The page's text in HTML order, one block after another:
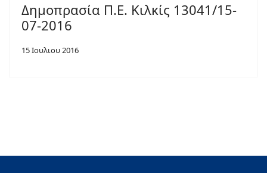
Δημοπρασία Π.Ε. Κιλκίς 13041/15-
07-2016
15 Ιουλιου 2016